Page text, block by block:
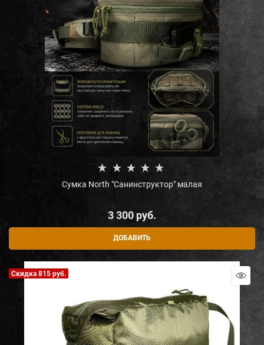
Сумка North "Санинструктор" малая
3 300 руб.
ДОБАВИТЬ
Скидка 815 руб.